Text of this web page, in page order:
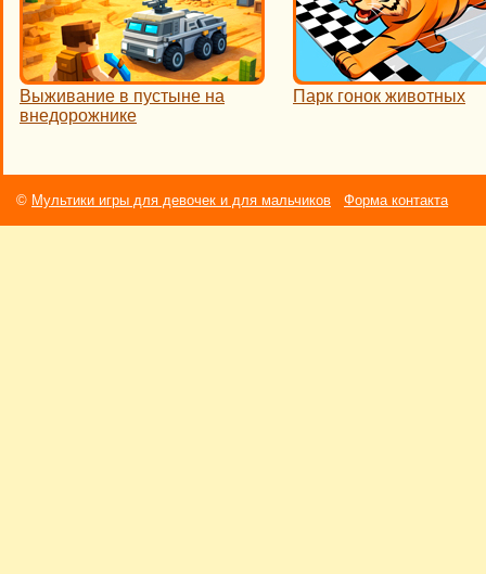
Выживание в пустыне на
внедорожнике
Парк гонок животных
© Мультики игры для девочек и для мальчиков Форма контакта